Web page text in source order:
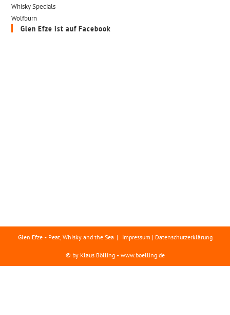
Whisky Specials
Wolfburn
Glen Efze ist auf Facebook
Glen Efze • Peat, Whisky and the Sea Impressum | Datenschutzerklärung
© by Klaus Bölling • www.boelling.de